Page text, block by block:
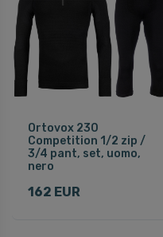
Ortovox 230
Competition 1/2 zip /
3/4 pant, set, uomo,
nero
162 EUR